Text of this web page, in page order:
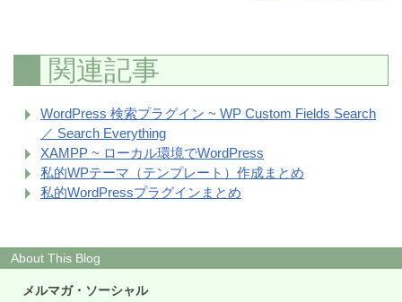
関連記事
WordPress 検索プラグイン ~ WP Custom Fields Search
／ Search Everything
XAMPP ~ ローカル環境でWordPress
私的WPテーマ（テンプレート）作成まとめ
私的WordPressプラグインまとめ
About This Blog
メルマガ・ソーシャル